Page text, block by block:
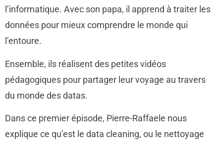
l’informatique. Avec son papa, il apprend à traiter les
données pour mieux comprendre le monde qui
l’entoure.
Ensemble, ils réalisent des petites vidéos
pédagogiques pour partager leur voyage au travers
du monde des datas.
Dans ce premier épisode, Pierre-Raffaele nous
explique ce qu’est le data cleaning, ou le nettoyage